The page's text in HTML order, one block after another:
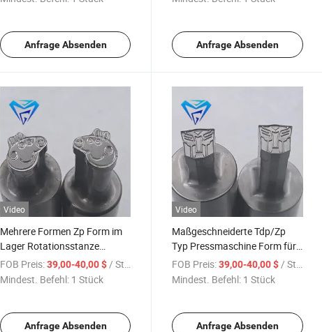
Anfrage Absenden Anfrage Absenden
Video
Mehrere Formen Zp Form im
Lager Rotationsstanze
Maschinenherstellung
Formreihe individuelle
FOB Preis:39,00-40,00 $ / Stück
Mindest. Befehl: 1 Stück
Anfrage Absenden
Video
Maßgeschneiderte Tdp/Zp
Typ Pressmaschine Form für
Süßigkeiten und
Produktionsserie individuelle
FOB Preis: 39,00-40,00 $ / Stück
Mindest. Befehl: 1 Stück
Anfrage Absenden